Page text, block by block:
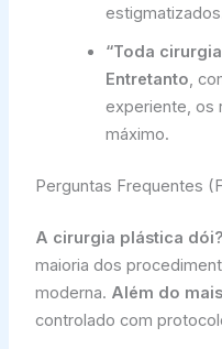
“Toda
Entretanto,
experiente, os
máximo.
Perguntas Frequentes
A cirurgia plástica dói?
maioria dos
moderna. Além do mais
controlado com